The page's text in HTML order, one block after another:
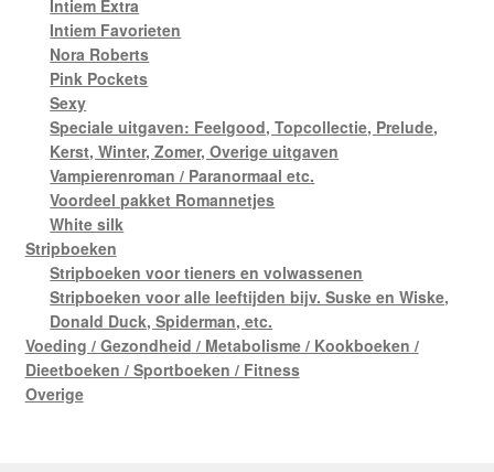
Intiem Extra
Intiem Favorieten
Nora Roberts
Pink Pockets
Sexy
Speciale uitgaven: Feelgood, Topcollectie, Prelude,
Kerst, Winter, Zomer, Overige uitgaven
Vampierenroman / Paranormaal etc.
Voordeel pakket Romannetjes
White silk
Stripboeken
Stripboeken voor tieners en volwassenen
Stripboeken voor alle leeftijden bijv. Suske en Wiske,
Donald Duck, Spiderman, etc.
Voeding / Gezondheid / Metabolisme / Kookboeken /
Dieetboeken / Sportboeken / Fitness
Overige